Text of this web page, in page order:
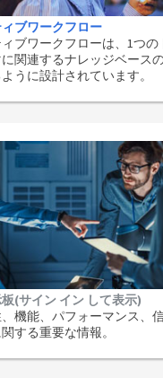
ブワークフロー
ブワークフローは、1つの
関連するナレッジベース
うに設計されています。
(サイン イン して表示)
機能、パフォーマンス、
する重要な情報。